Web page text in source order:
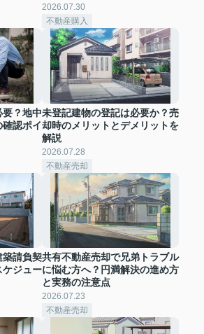
2026.07.30
不動産購入
？地中
認ポイ
未登記建物の登記は必要か？売
却時のメリットとデメリットを
解説
2026.07.28
不動産売却
築請負契
ケジュー
共有不動産売却で兄弟トラブル
に悩む方へ？円満解決の進め方
と実務の注意点
2026.07.23
不動産売却